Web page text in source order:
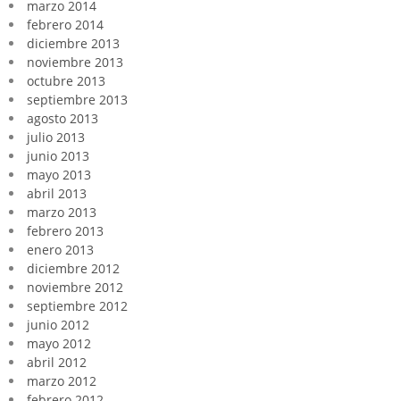
marzo 2014
febrero 2014
diciembre 2013
noviembre 2013
octubre 2013
septiembre 2013
agosto 2013
julio 2013
junio 2013
mayo 2013
abril 2013
marzo 2013
febrero 2013
enero 2013
diciembre 2012
noviembre 2012
septiembre 2012
junio 2012
mayo 2012
abril 2012
marzo 2012